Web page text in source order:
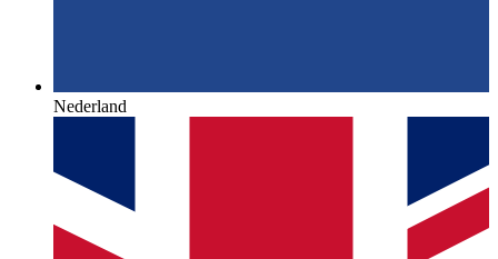
Nederland